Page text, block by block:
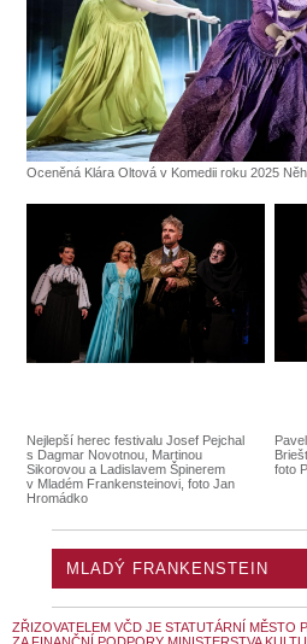
Oceněná Klára Oltová v Komedii roku 2025
Nejlepší herec festivalu Josef Pejchal
s Dagmar Novotnou, Martinou
Sikorovou a Ladislavem Špinerem
v Mladém Frankensteinovi, foto Jan
Hromádko
foto
MLADÝ FRANKENSTEIN
ZŘIZOVATELEM VČD JE STATUTÁRNÍ MĚSTO